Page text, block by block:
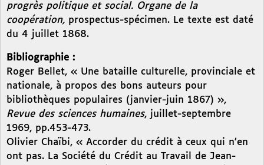
progrès politique et social. Organe de la
coopération, prospectus-spécimen. Le texte est daté
du 4 juillet 1868.
Bibliographie :
Roger Bellet, « Une bataille culturelle, provinciale et
nationale, à propos des bons auteurs pour
bibliothèques populaires (janvier-juin 1867) »,
Revue des sciences humaines, juillet-septembre
1969, pp.453-473.
Olivier Chaïbi, « Accorder du crédit à ceux qui n’en
ont pas. La Société du Crédit au Travail de Jean-